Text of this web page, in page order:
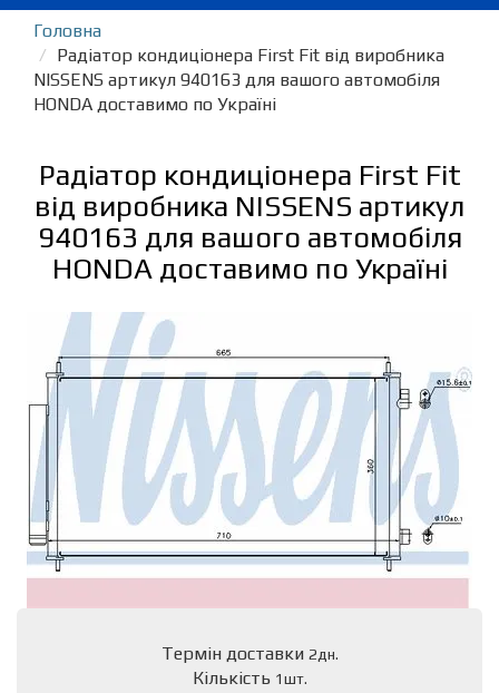
Головна
Радіатор кондиціонера First Fit від виробника
NISSENS артикул 940163 для вашого автомобіля
HONDA доставимо по Україні
Радіатор кондиціонера First Fit
від виробника NISSENS артикул
940163 для вашого автомобіля
HONDA доставимо по Україні
Термін доставки 2дн.
Кількість 1шт.